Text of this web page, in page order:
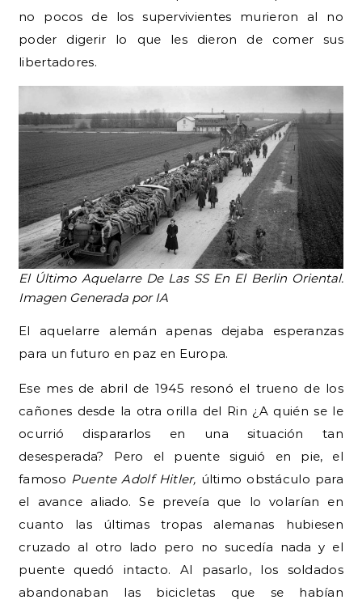
no pocos de los supervivientes murieron al no
poder digerir lo que les dieron de comer sus
libertadores.
El Último Aquelarre De Las SS En El Berlin Oriental.
Imagen Generada por IA
El aquelarre alemán apenas dejaba esperanzas
para un futuro en paz en Europa.
Ese mes de abril de 1945 resonó el trueno de los
cañones desde la otra orilla del Rin ¿A quién se le
ocurrió dispararlos en una situación tan
desesperada? Pero el puente siguió en pie, el
famoso Puente Adolf Hitler, último obstáculo para
el avance aliado. Se preveía que lo volarían en
cuanto las últimas tropas alemanas hubiesen
cruzado al otro lado pero no sucedía nada y el
puente quedó intacto. Al pasarlo, los soldados
abandonaban las bicicletas que se habían